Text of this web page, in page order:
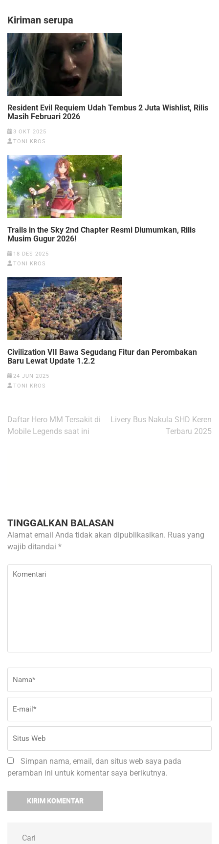
Kiriman serupa
Resident Evil Requiem Udah Tembus 2 Juta Wishlist, Rilis
Masih Februari 2026
3 OKT 2025
TONI KROS
Trails in the Sky 2nd Chapter Resmi Diumumkan, Rilis
Musim Gugur 2026!
18 DES 2025
TONI KROS
Civilization VII Bawa Segudang Fitur dan Perombakan
Baru Lewat Update 1.2.2
24 JUN 2025
TONI KROS
Navigasi
pos
Daftar Hero MM Tersakit di
Mobile Legends saat ini
Livery Bus Nakula SHD Keren
Terbaru 2025
TINGGALKAN BALASAN
Alamat email Anda tidak akan dipublikasikan. Ruas yang
wajib ditandai *
Komentari
Simpan nama, email, dan situs web saya pada
peramban ini untuk komentar saya berikutnya.
Cari